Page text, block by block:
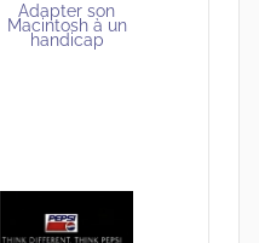
Adapter son
Macintosh à un
handicap